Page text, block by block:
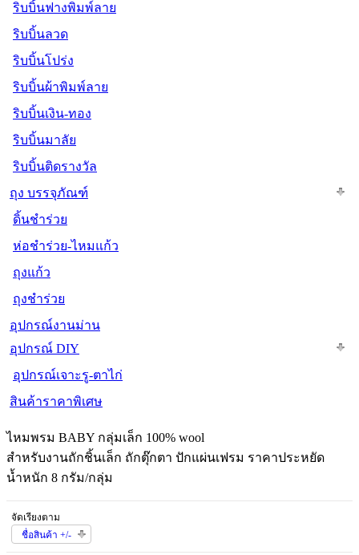
ริบบิ้นฟางพิมพ์ลาย
ริบบิ้นลวด
ริบบิ้นโปร่ง
ริบบิ้นผ้าพิมพ์ลาย
ริบบิ้นเงิน-ทอง
ริบบิ้นมาลัย
ริบบิ้นติดรางวัล
ถุง บรรจุภัณฑ์
ดิ้นชำร่วย
ห่อชำร่วย-ไหมแก้ว
ถุงแก้ว
ถุงชำร่วย
อุปกรณ์งานม่าน
อุปกรณ์ DIY
อุปกรณ์เจาะรู-ตาไก่
สินค้าราคาพิเศษ
ไหมพรม BABY กลุ่มเล็ก 100% wool
สำหรับงานถักชิ้นเล็ก ถักตุ๊กตา ปักแผ่นเฟรม ราคาประหยัด
น้ำหนัก 8 กรัม/กลุ่ม
จัดเรียงตาม
ชื่อสินค้า +/-